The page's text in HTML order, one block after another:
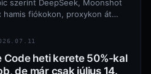
szerint DeepSeek, Moonshot
hamis fiókokon, proxykon át
jelent…
Code heti kerete 50%-kal
de már csak július 14.